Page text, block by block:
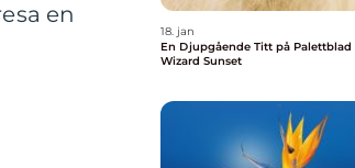
en
18. jan
En Djupgående Titt på Palettblad
Wizard Sunset